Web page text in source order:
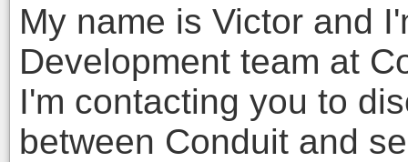
My name is Victor and
Development team at
I'm contacting you to
between Conduit and